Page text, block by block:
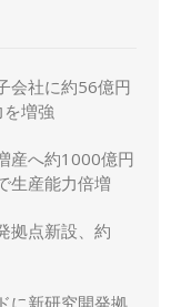
会社に約56億円
増強
産へ約1000億円
生産能力倍増
拠点新設、約